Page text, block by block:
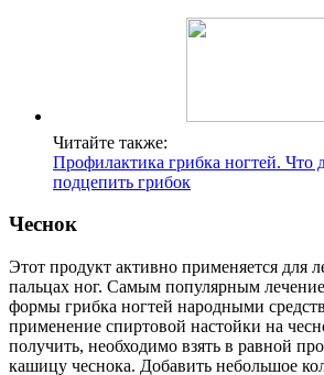
Читайте также:
Профилактика грибка ногтей. Что
подцепить грибок
Чеснок
Этот продукт активно применяется для
пальцах ног. Самым популярным
формы грибка ногтей народными
применение спиртовой настойки на
получить, необходимо взять в равной
кашицу чеснока. Добавить небольшое